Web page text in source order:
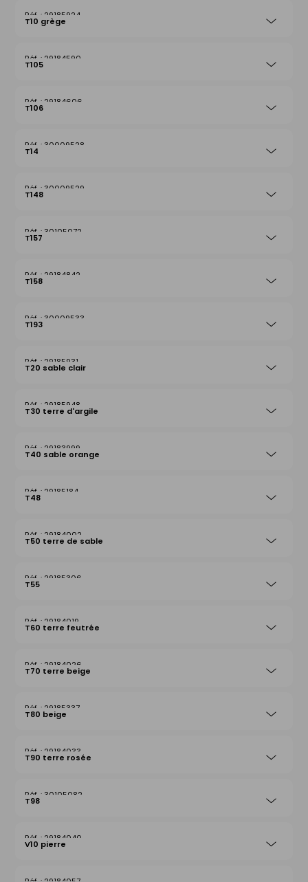
29185924
T10 grège
29184590
T105
29184606
T106
30009528
T14
30009529
T148
30105072
T157
29184842
T158
30009533
T193
29185931
T20 sable clair
29185948
T30 terre d'argile
29183999
T40 sable orange
29185184
T48
29184002
T50 terre de sable
29185306
T55
29184019
T60 terre feutrée
29184026
T70 terre beige
29185337
T80 beige
29184033
T90 terre rosée
30105082
T98
29184040
V10 pierre